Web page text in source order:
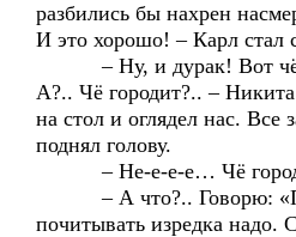
разбились бы нахрен
И это хорошо! – Карл стал
– Ну, и дурак! Вот чё
А?.. Чё городит?.. –
на стол и оглядел нас. Все
поднял голову.
– Не-е-е-е… Чё
– А что?.. Говорю:
почитывать изредка надо.